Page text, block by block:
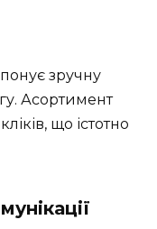
зручну
Асортимент
що істотно